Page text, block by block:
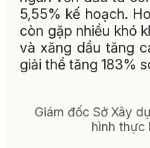
5,55% kế hoạch.
còn gặp nhiều khó
và xăng dầu tăng
giải thể tăng 183%
Giám đốc Sở Xây
hình thực